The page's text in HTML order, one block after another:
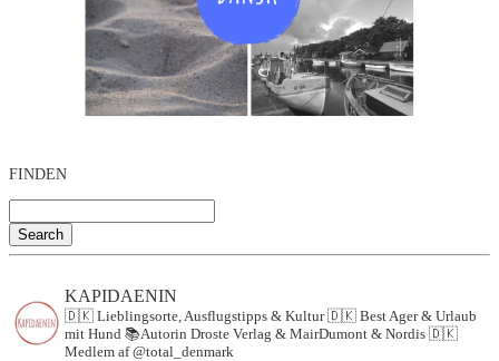
FINDEN
Search
KAPIDAENIN
🇩🇰 Lieblingsorte, Ausflugstipps & Kultur🇩🇰 Best Ager & Urlaub
mit Hund 📚Autorin Droste Verlag & MairDumont & Nordis 🇩🇰
Medlem af @total_denmark